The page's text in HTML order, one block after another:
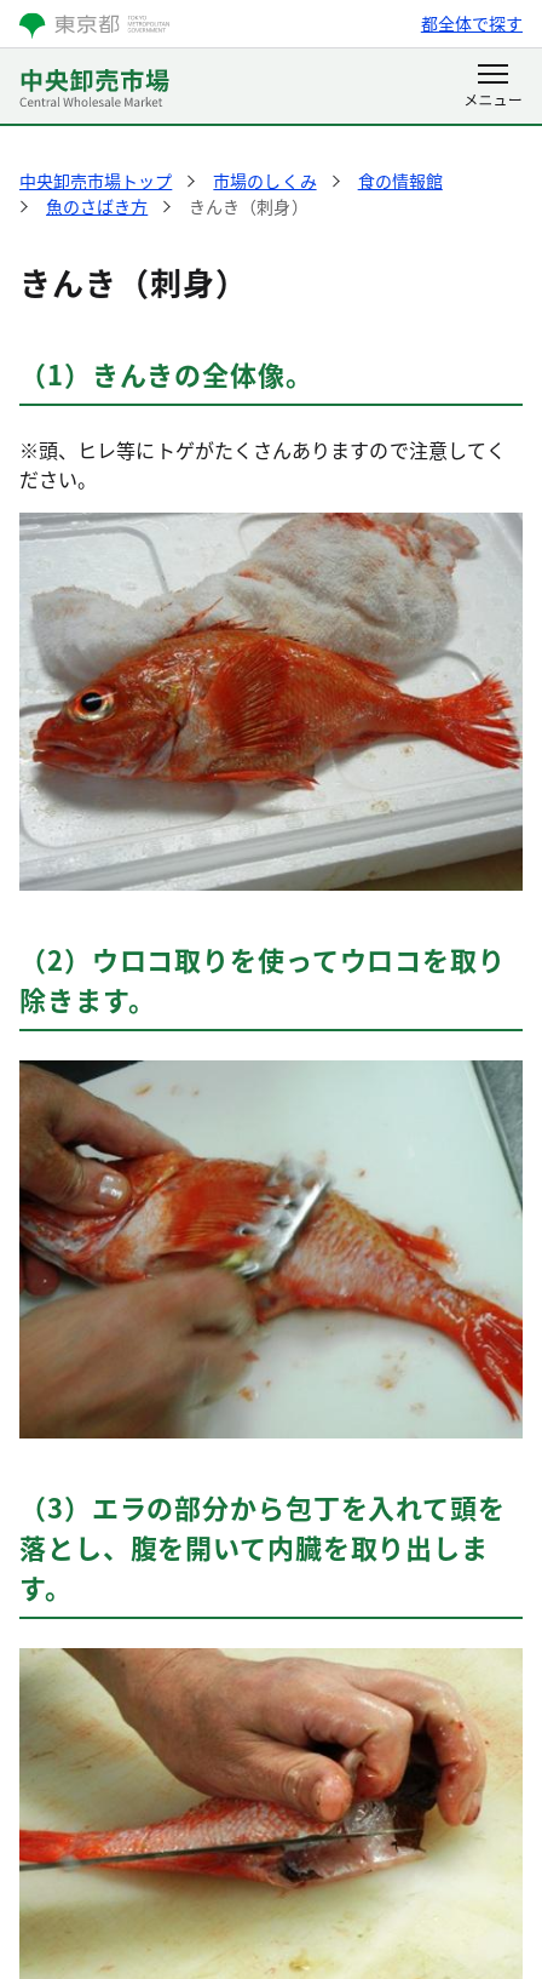
都全体で探す
中央卸売市場トップ 市場のしくみ
食の情報館
魚のさばき方
きんき（刺身）
きんき（刺身）
（1）きんきの全体像。
※頭、ヒレ等にトゲがたくさんありますので注意してく
ださい。
（2）ウロコ取りを使ってウロコを取り
除きます。
（3）エラの部分から包丁を入れて頭を
落とし、腹を開いて内臓を取り出しま
す。